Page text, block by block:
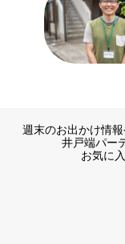
週末のお出かけ情
井戸端パー
お気に